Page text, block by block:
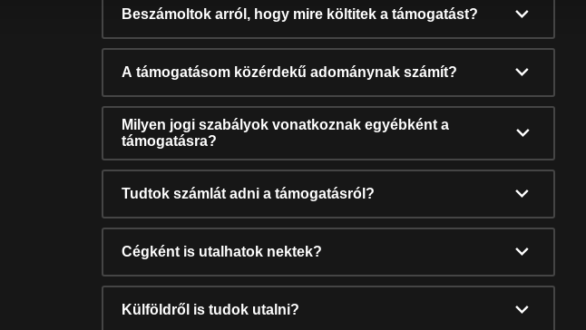
Beszámoltok arról, hogy mire költitek a támogatást?
A támogatásom közérdekű adománynak számít?
Milyen jogi szabályok vonatkoznak egyébként a
támogatásra?
Tudtok számlát adni a támogatásról?
Cégként is utalhatok nektek?
Külföldről is tudok utalni?